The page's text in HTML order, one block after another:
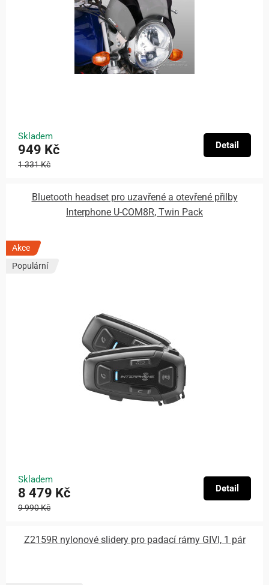
Skladem
949 Kč
1 331 Kč
Detail
Bluetooth headset pro uzavřené a otevřené přilby
Interphone U-COM8R, Twin Pack
Akce
Populární
Skladem
8 479 Kč
9 990 Kč
Detail
Z2159R nylonové slidery pro padací rámy GIVI, 1 pár